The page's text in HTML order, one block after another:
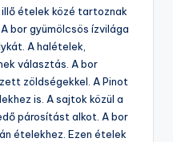
ételek közé tartoznak
bor gyümölcsös ízvilága
A halételek,
választás. A bor
zöldségekkel. A Pinot
is. A sajtok közül a
párosítást alkot. A bor
ételekhez. Ezen ételek